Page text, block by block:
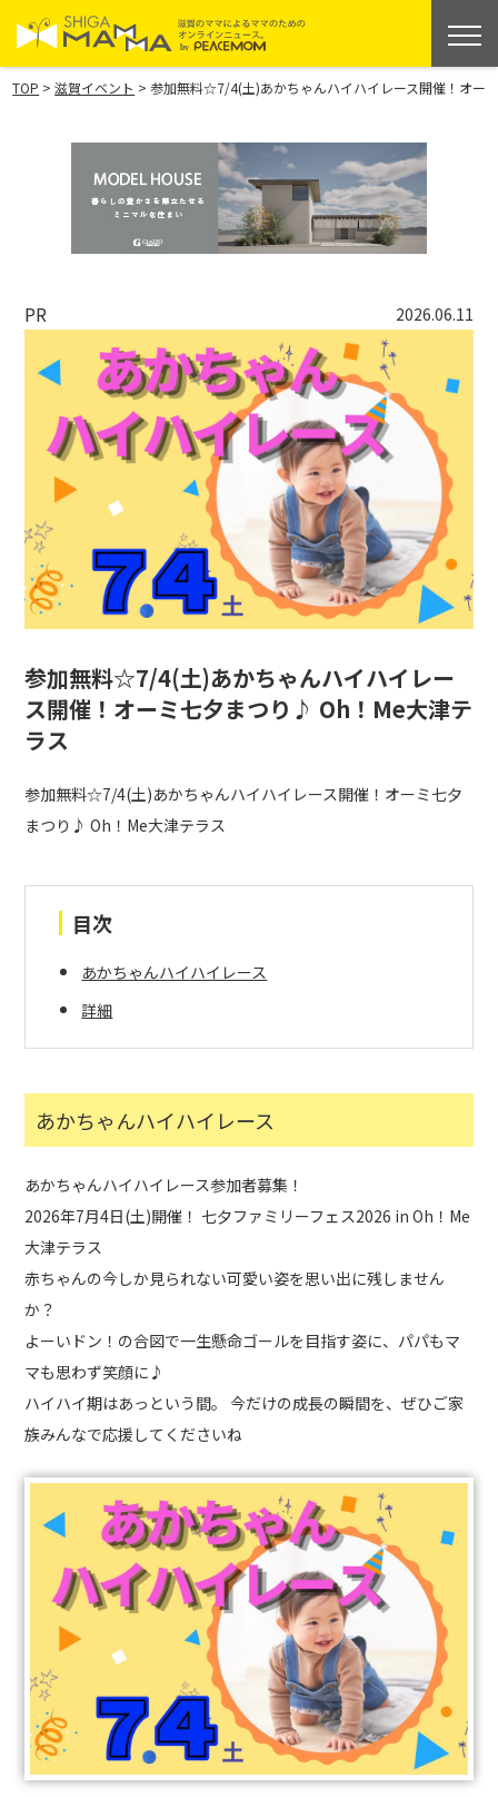
TOP >滋賀イベント >参加無料☆7/4(土)あかちゃんハイハイレース開催！オー
PR 2026.06.11
参加無料☆7/4(土)あかちゃんハイハイレー
ス開催！オーミ七夕まつり♪ Oh！Me大津テ
ラス
参加無料☆7/4(土)あかちゃんハイハイレース開催！オーミ七夕
まつり♪ Oh！Me大津テラス
目次
あかちゃんハイハイレース
詳細
あかちゃんハイハイレース
あかちゃんハイハイレース参加者募集！
2026年7月4日(土)開催！ 七夕ファミリーフェス2026 in Oh！Me
大津テラス
赤ちゃんの今しか見られない可愛い姿を思い出に残しません
か？
よーいドン！の合図で一生懸命ゴールを目指す姿に、パパもマ
マも思わず笑顔に♪
ハイハイ期はあっという間。 今だけの成長の瞬間を、ぜひご家
族みんなで応援してくださいね